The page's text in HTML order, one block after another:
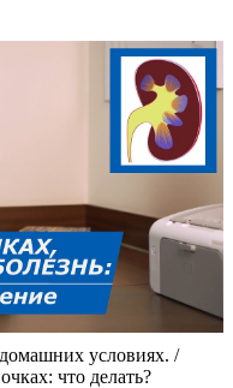
условиях. /
что делать?